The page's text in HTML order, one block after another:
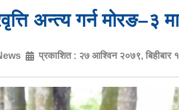
अन्त्य गर्न मोरङ–३
प्रकाशित : २७ आश्विन २०७९, बिहीबार